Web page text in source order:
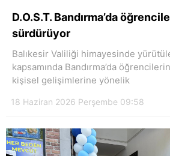
D.O.S.T. Bandırma’da
sürdürüyor
Balıkesir Valiliği himayesinde
kapsamında Bandırma’da
kişisel gelişimlerine yönelik
18 Haziran 2026 Perşembe 09:58